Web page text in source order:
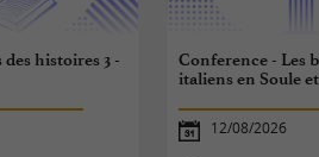
des histoires 3 -
Conference - Les
italiens en Soule
12/08/2026